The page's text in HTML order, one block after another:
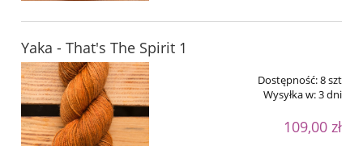
Yaka - That's The Spirit 1
Dostępność:8 szt
Wysyłka w:3 dni
109,00 zł